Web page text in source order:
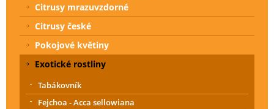
Citrusy mrazuvzdorné
Citrusy české
Pokojové květiny
Exotické rostliny
Tabákovník
Fejchoa - Acca sellowiana